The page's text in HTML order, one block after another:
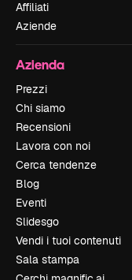
Affiliati
Aziende
Azienda
Prezzi
Chi siamo
Recensioni
Lavora con noi
Cerca tendenze
Blog
Eventi
Slidesgo
Vendi i tuoi contenuti
Sala stampa